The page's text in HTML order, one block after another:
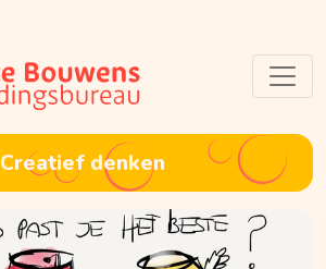
Creatief denken